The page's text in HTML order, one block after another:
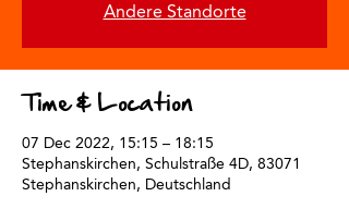
Andere Standorte
Time & Location
07 Dec 2022, 15:15 – 18:15
Stephanskirchen, Schulstraße 4D, 83071
Stephanskirchen, Deutschland